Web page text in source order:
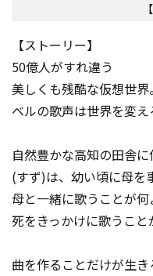
【ストーリー】
50億人がすれ違う
美しくも残酷な仮想世界。
ベルの歌声は世界を変える
自然豊かな高知の田舎
(すず)は、幼い頃に母を
母と一緒に歌うことが
死をきっかけに歌うこと
曲を作ることだけが生